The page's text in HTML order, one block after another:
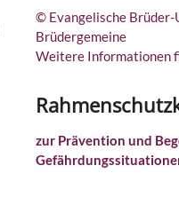
© Evangelische
Brüdergemeine
Weitere Informationen
zur Prävention und